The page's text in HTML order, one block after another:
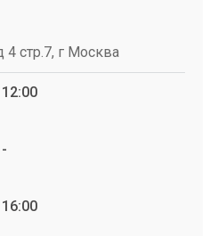
стр.7, г Москва
12:00
-
16:00